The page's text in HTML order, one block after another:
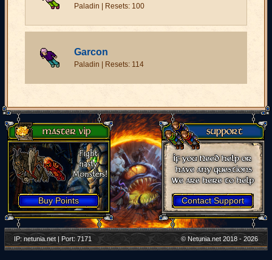
Paladin | Resets: 100
Garcon
Paladin | Resets: 114
Buy Points Contact Support
IP: netunia.net | Port: 7171 © Netunia.net 2018 - 2026